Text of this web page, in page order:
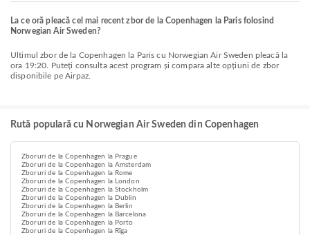
La ce oră pleacă cel mai recent zbor de la Copenhagen la Paris folosind
Norwegian Air Sweden?
Ultimul zbor de la Copenhagen la Paris cu Norwegian Air Sweden pleacă la
ora 19:20. Puteți consulta acest program și compara alte opțiuni de zbor
disponibile pe Airpaz.
Rută populară cu Norwegian Air Sweden din Copenhagen
Zboruri de la Copenhagen la Prague
Zboruri de la Copenhagen la Amsterdam
Zboruri de la Copenhagen la Rome
Zboruri de la Copenhagen la London
Zboruri de la Copenhagen la Stockholm
Zboruri de la Copenhagen la Dublin
Zboruri de la Copenhagen la Berlin
Zboruri de la Copenhagen la Barcelona
Zboruri de la Copenhagen la Porto
Zboruri de la Copenhagen la Rīga